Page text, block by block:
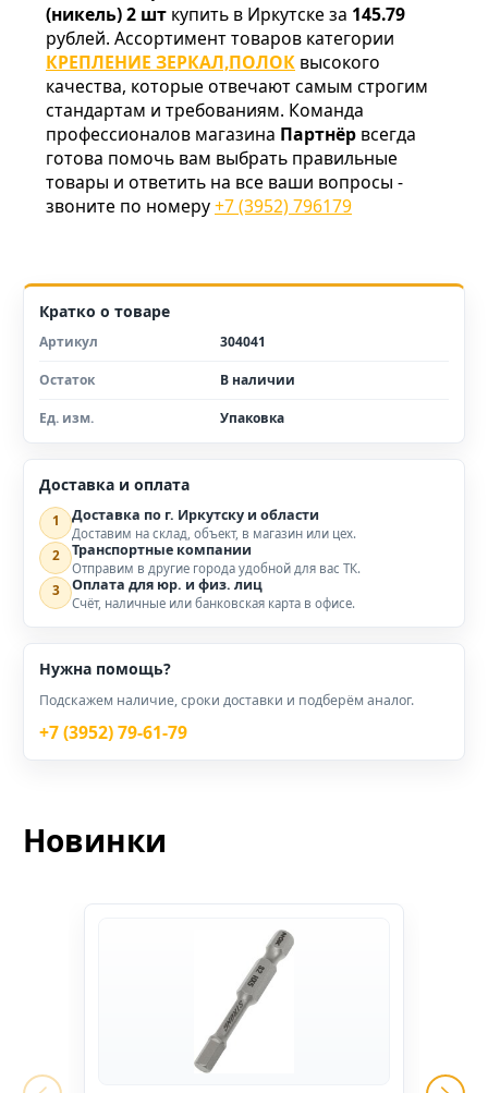
(никель) 2 шт купить в Иркутске за 145.79
рублей. Ассортимент товаров категории
КРЕПЛЕНИЕ ЗЕРКАЛ,ПОЛОК высокого
качества, которые отвечают самым строгим
стандартам и требованиям. Команда
профессионалов магазина Партнёр всегда
готова помочь вам выбрать правильные
товары и ответить на все ваши вопросы -
звоните по номеру+7 (3952) 796179
Кратко о товаре
Артикул 304041
Остаток В наличии
Ед. изм. Упаковка
Доставка и оплата
1 Доставка по г. Иркутску и области
Доставим на склад, объект, в магазин или цех.
2 Транспортные компании
Отправим в другие города удобной для вас ТК.
3 Оплата для юр. и физ. лиц
Счёт, наличные или банковская карта в офисе.
Нужна помощь?
Подскажем наличие, сроки доставки и подберём аналог.
+7 (3952) 79-61-79
Новинки